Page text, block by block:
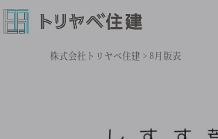
株式会社トリヤベ住建 >8月版表